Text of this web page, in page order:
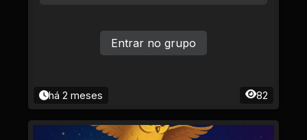
há 2 meses 82
Entrar no grupo